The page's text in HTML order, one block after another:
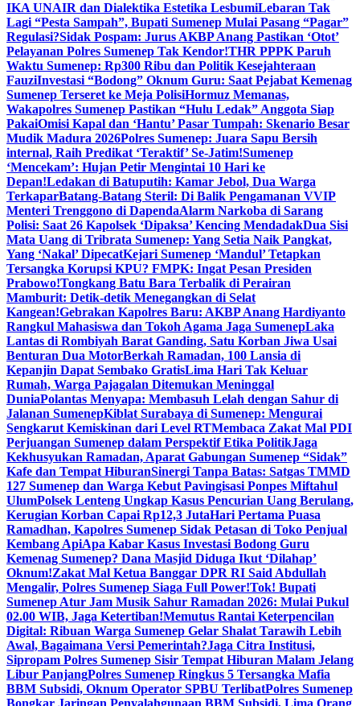
IKA UNAIR dan Dialektika Estetika LesbumiLebaran Tak
Lagi “Pesta Sampah”, Bupati Sumenep Mulai Pasang “Pagar”
Regulasi?Sidak Pospam: Jurus AKBP Anang Pastikan ‘Otot’
Pelayanan Polres Sumenep Tak Kendor!THR PPPK Paruh
Waktu Sumenep: Rp300 Ribu dan Politik Kesejahteraan
FauziInvestasi “Bodong” Oknum Guru: Saat Pejabat Kemenag
Sumenep Terseret ke Meja PolisiHormuz Memanas,
Wakapolres Sumenep Pastikan “Hulu Ledak” Anggota Siap
PakaiOmisi Kapal dan ‘Hantu’ Pasar Tumpah: Skenario Besar
Mudik Madura 2026Polres Sumenep: Juara Sapu Bersih
internal, Raih Predikat ‘Teraktif’ Se-Jatim!Sumenep
‘Mencekam’: Hujan Petir Mengintai 10 Hari ke
Depan!Ledakan di Batuputih: Kamar Jebol, Dua Warga
TerkaparBatang-Batang Steril: Di Balik Pengamanan VVIP
Menteri Trenggono di DapendaAlarm Narkoba di Sarang
Polisi: Saat 26 Kapolsek ‘Dipaksa’ Kencing MendadakDua Sisi
Mata Uang di Tribrata Sumenep: Yang Setia Naik Pangkat,
Yang ‘Nakal’ DipecatKejari Sumenep ‘Mandul’ Tetapkan
Tersangka Korupsi KPU? FMPK: Ingat Pesan Presiden
Prabowo!Tongkang Batu Bara Terbalik di Perairan
Mamburit: Detik-detik Menegangkan di Selat
Kangean!Gebrakan Kapolres Baru: AKBP Anang Hardiyanto
Rangkul Mahasiswa dan Tokoh Agama Jaga SumenepLaka
Lantas di Rombiyah Barat Ganding, Satu Korban Jiwa Usai
Benturan Dua MotorBerkah Ramadan, 100 Lansia di
Kepanjin Dapat Sembako GratisLima Hari Tak Keluar
Rumah, Warga Pajagalan Ditemukan Meninggal
DuniaPolantas Menyapa: Membasuh Lelah dengan Sahur di
Jalanan SumenepKiblat Surabaya di Sumenep: Mengurai
Sengkarut Kemiskinan dari Level RTMembaca Zakat Mal PDI
Perjuangan Sumenep dalam Perspektif Etika PolitikJaga
Kekhusyukan Ramadan, Aparat Gabungan Sumenep “Sidak”
Kafe dan Tempat HiburanSinergi Tanpa Batas: Satgas TMMD
127 Sumenep dan Warga Kebut Pavingisasi Ponpes Miftahul
UlumPolsek Lenteng Ungkap Kasus Pencurian Uang Berulang,
Kerugian Korban Capai Rp12,3 JutaHari Pertama Puasa
Ramadhan, Kapolres Sumenep Sidak Petasan di Toko Penjual
Kembang ApiApa Kabar Kasus Investasi Bodong Guru
Kemenag Sumenep? Dana Masjid Diduga Ikut ‘Dilahap’
Oknum!Zakat Mal Ketua Banggar DPR RI Said Abdullah
Mengalir, Polres Sumenep Siaga Full Power!Tok! Bupati
Sumenep Atur Jam Musik Sahur Ramadan 2026: Mulai Pukul
02.00 WIB, Jaga Ketertiban!Memutus Rantai Keterpencilan
Digital: Ribuan Warga Sumenep Gelar Shalat Tarawih Lebih
Awal, Bagaimana Versi Pemerintah?Jaga Citra Institusi,
Sipropam Polres Sumenep Sisir Tempat Hiburan Malam Jelang
Libur PanjangPolres Sumenep Ringkus 5 Tersangka Mafia
BBM Subsidi, Oknum Operator SPBU TerlibatPolres Sumenep